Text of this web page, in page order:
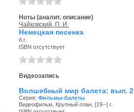
Ноты (аналит. описание)
Чайковский, П. И.
Немецкая песенка
б.г.
ISBN отсутствует
Видеозапись
Волшебный мир балета: вып. 2
Серия: Фильмы-балеты
Видеофильм, Крупный план, [19--] г.